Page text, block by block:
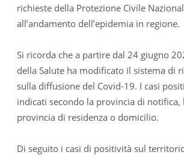
richieste della Protezione Civile
all’andamento dell’epidemia in regione.
Si ricorda che a partire dal 24 giugno
della Salute ha modificato il sistema di
sulla diffusione del Covid-19. I casi
indicati secondo la provincia di notifica,
provincia di residenza o domicilio.
Di seguito i casi di positività sul